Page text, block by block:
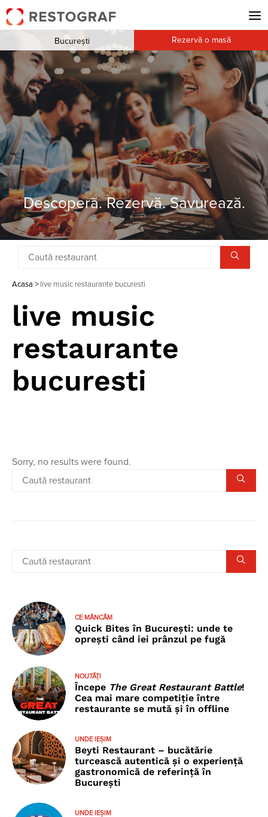
Descoperă. Rezervă. Savurează.
București Rezervă o masă
Acasa > live music restaurante bucuresti
live music
restaurante
bucuresti
Sorry, no results were found.
CE MÂNCĂM
Quick Bites în București: unde te
oprești când iei prânzul pe fugă
NOUTĂȚI
Începe The Great Restaurant Battle!
Cea mai mare competiție între
restaurante se mută și în offline
UNDE IEȘIM
Beyti Restaurant – bucătărie
turcească autentică și o experiență
gastronomică de referință în
București
UNDE IEȘIM